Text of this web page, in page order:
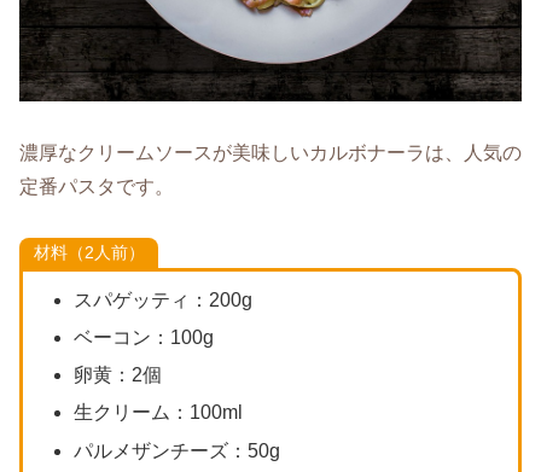
濃厚なクリームソースが美味しいカルボナーラは、人気の
定番パスタです。
材料（2人前）
スパゲッティ：200g
ベーコン：100g
卵黄：2個
生クリーム：100ml
パルメザンチーズ：50g